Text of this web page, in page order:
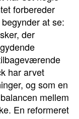
forbereder
at se:
der
har arvet
og som en
mellem
En reformeret